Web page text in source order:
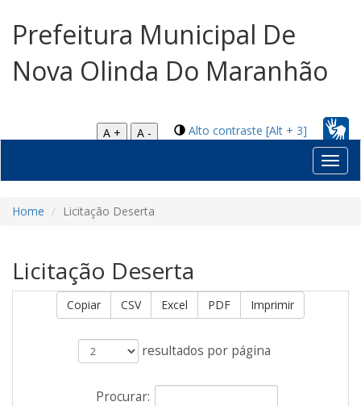
Prefeitura Municipal De
Nova Olinda Do Maranhão
Alto contraste [Alt + 3]
A +
A -
Home Licitação Deserta
Licitação Deserta
Copiar CSV Excel PDF Imprimir
resultados por página
Procurar: